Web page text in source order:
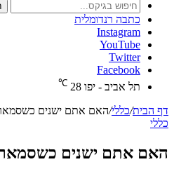
כתבה רנדומלית
Instagram
YouTube
Twitter
Facebook
תל אביב - יפו 28
℃
דף הבית/כללי/האם אתם ישנים
כללי
האם אתם ישנים